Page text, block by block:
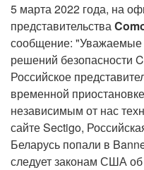
5 марта 2022 года, на
представительства
сообщение: "Уважаемые
решений безопасности
Российское
временной
независимым от нас
сайте Sectigo,
Беларусь попали в
следует законам США об